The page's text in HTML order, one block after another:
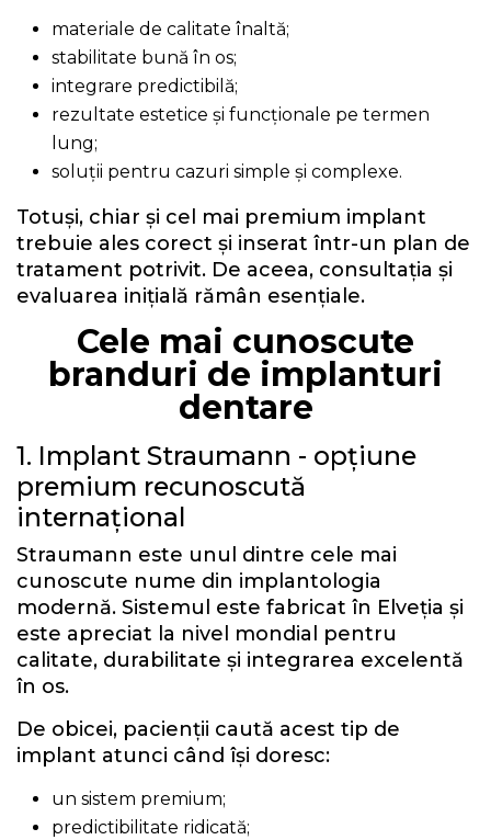
materiale de calitate înaltă;
stabilitate bună în os;
integrare predictibilă;
rezultate estetice și funcționale pe termen
lung;
soluții pentru cazuri simple și complexe.
Totuși, chiar și cel mai premium implant
trebuie ales corect și inserat într-un plan de
tratament potrivit. De aceea, consultația și
evaluarea inițială rămân esențiale.
Cele mai cunoscute
branduri de implanturi
dentare
1. Implant Straumann - opțiune
premium recunoscută
internațional
Straumann este unul dintre cele mai
cunoscute nume din implantologia
modernă. Sistemul este fabricat în Elveția și
este apreciat la nivel mondial pentru
calitate, durabilitate și integrarea excelentă
în os.
De obicei, pacienții caută acest tip de
implant atunci când își doresc:
un sistem premium;
predictibilitate ridicată;